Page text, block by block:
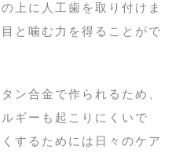
上に人工歯を取り付けま
と噛む力を得ることがで
ン合金で作られるため、
ギーも起こりにくいで
するためには日々のケア